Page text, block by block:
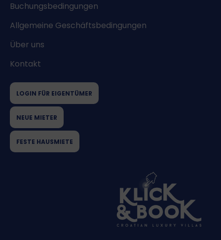
Buchungsbedingungen
Allgemeine Geschäftsbedingungen
Über uns
Kontakt
LOGIN FÜR EIGENTÜMER
NEUE MIETER
FESTE HAUSMIETE